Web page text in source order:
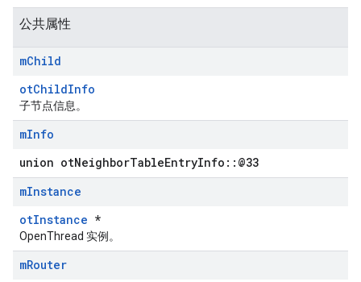
公共属性
mChild
otChildInfo
子节点信息。
mInfo
union otNeighborTableEntryInfo::@33
mInstance
otInstance *
OpenThread 实例。
mRouter